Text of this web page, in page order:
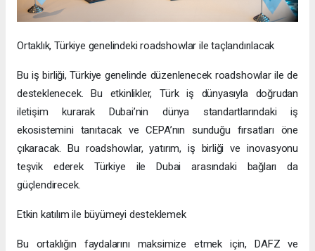
Ortaklık, Türkiye genelindeki roadshowlar ile taçlandırılacak
Bu iş birliği, Türkiye genelinde düzenlenecek roadshowlar ile de
desteklenecek. Bu etkinlikler, Türk iş dünyasıyla doğrudan
iletişim kurarak Dubai’nin dünya standartlarındaki iş
ekosistemini tanıtacak ve CEPA’nın sunduğu fırsatları öne
çıkaracak. Bu roadshowlar, yatırım, iş birliği ve inovasyonu
teşvik ederek Türkiye ile Dubai arasındaki bağları da
güçlendirecek.
Etkin katılım ile büyümeyi desteklemek
Bu ortaklığın faydalarını maksimize etmek için, DAFZ ve